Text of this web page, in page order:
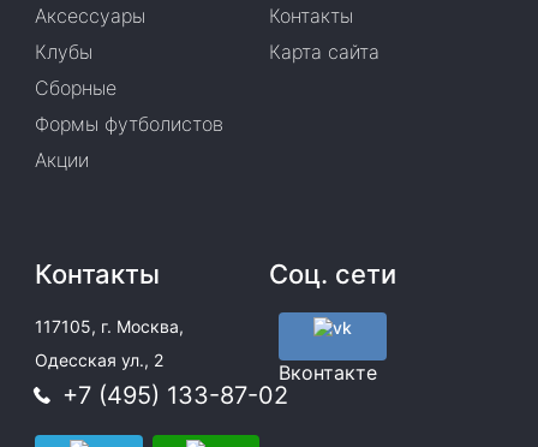
Аксессуары
Клубы
Сборные
Формы футболистов
Акции
Контакты
Карта сайта
Контакты
117105, г. Москва,
Одесская ул., 2
+7 (495) 133-87-02
Соц. сети
Вконтакте